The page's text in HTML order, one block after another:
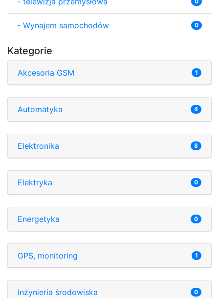
- Wynajem samochodów 0
Kategorie
Akcesoria GSM 1
Automatyka 4
Elektronika 8
Elektryka 0
Energetyka 0
GPS, monitoring 1
Inżynieria środowiska 0